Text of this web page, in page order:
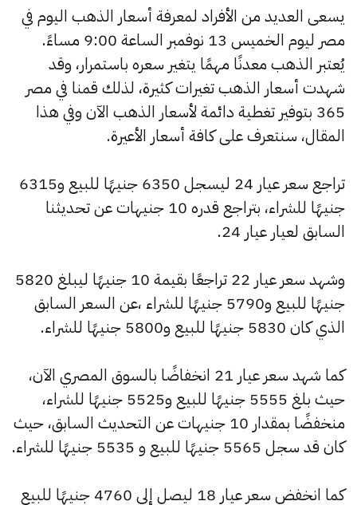
يسعى العديد من الأفراد لمعرفة أسعار الذهب اليوم في
مصر ليوم الخميس 13 نوفمبر الساعة 9:00 مساءً.
يُعتبر الذهب معدنًا مهمًا يتغير سعره باستمرار، وقد
شهدت أسعار الذهب تغيرات كثيرة، لذلك قمنا في مصر
365 بتوفير تغطية دائمة لأسعار الذهب الآن وفي هذا
المقال، سنتعرف على كافة أسعار الأعيرة.
تراجع سعر عيار 24 ليسجل 6350 جنيهًا للبيع و6315
جنيهًا للشراء، بتراجع قدره 10 جنيهات عن تحديثنا
السابق لعيار عيار 24.
وشهد سعر عيار 22 تراجعًا بقيمة 10 جنيهًا ليبلغ 5820
جنيهًا للبيع و5790 جنيهًا للشراء ،عن السعر السابق
الذي كان 5830 جنيهًا للبيع و5800 جنيهًا للشراء.
كما شهد سعر عيار 21 انخفاضًا بالسوق المصري الآن،
حيث بلغ 5555 جنيهًا للبيع و5525 جنيهًا للشراء،
منخفضًا بمقدار 10 جنيهات عن التحديث السابق، حيث
كان قد سجل 5565 جنيهًا للبيع و 5535 جنيهًا للشراء.
كما انخفض سعر عيار 18 ليصل إلى 4760 جنيهًا للبيع